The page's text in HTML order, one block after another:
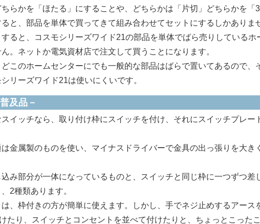
らかを「ほたる」にすることや、どちらかは「片切」どちらかを「3
と、部品を単体で買ってきて組み合わせてセットにするしかありま
ると、コスモシリーズワイド21の部品を単体でばら売りしているホ
。ネットか電気資材店で注文して買うことになります。
このホームセンターにでも一般的な部品はばらで置いてあるので、
リーズワイド21は使いにくいです。
及品－
イッチなら、取り付け枠にスイッチを付け、それにスイッチプレー
金属製のものを使い、マイナスドライバーで金具の出っ張りを大きく
み部分が一体になっているものと、スイッチと同じ枠に一つずつ差
2種類あります。
、枠付きの方が簡単に使えます。しかし、手でネジ止めするアース
たり、スイッチとコンセントを並べて付けたりと、ちょっとこった